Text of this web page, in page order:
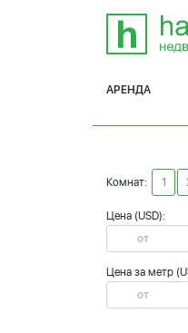
АРЕНДА
Комнат: 1
Цена (USD):
Цена за метр